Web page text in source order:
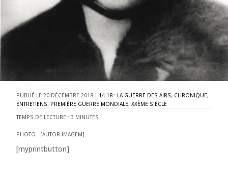
20 DÉCEMBRE 2018 | 14-18 : LA GUERRE DES AIRS, CHRONIQUE,
ENTRETIENS, PREMIÈRE GUERRE MONDIALE,XXÈME SIÈCLE
TEMPS DE LECTURE : 3 MINUTES
PHOTO : [AUTOR-IMAGEM]
[myprintbutton]